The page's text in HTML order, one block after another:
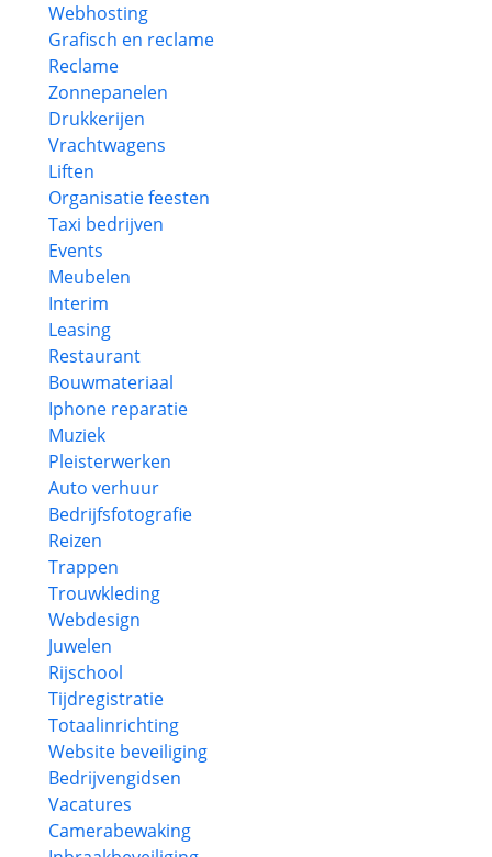
Webhosting
Grafisch en reclame
Reclame
Zonnepanelen
Drukkerijen
Vrachtwagens
Liften
Organisatie feesten
Taxi bedrijven
Events
Meubelen
Interim
Leasing
Restaurant
Bouwmateriaal
Iphone reparatie
Muziek
Pleisterwerken
Auto verhuur
Bedrijfsfotografie
Reizen
Trappen
Trouwkleding
Webdesign
Juwelen
Rijschool
Tijdregistratie
Totaalinrichting
Website beveiliging
Bedrijvengidsen
Vacatures
Camerabewaking